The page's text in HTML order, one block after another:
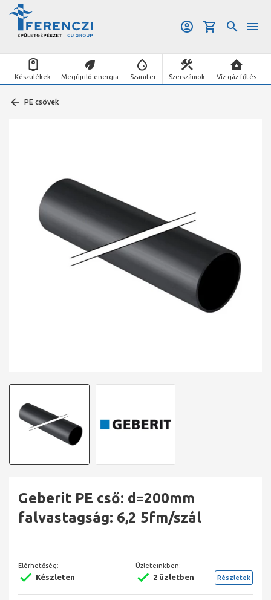
Készülékek Megújuló energia Szaniter Szerszámok Víz-gáz-fűtés
PE csövek
Geberit PE cső: d=200mm
falvastagság: 6,2 5fm/szál
Elérhetőség:
Készleten
Üzleteinkben:
2 üzletben Részletek